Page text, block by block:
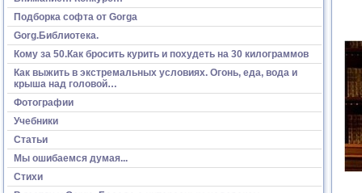
Подборка софта от Gorga
Gorg.Библиотека.
Кому за 50.Как бросить курить и похудеть на 30 килограммов
Как выжить в экстремальных условиях. Огонь, еда, вода и
крыша над головой…
Фотографии
Учебники
Статьи
Мы ошибаемся думая...
Стихи